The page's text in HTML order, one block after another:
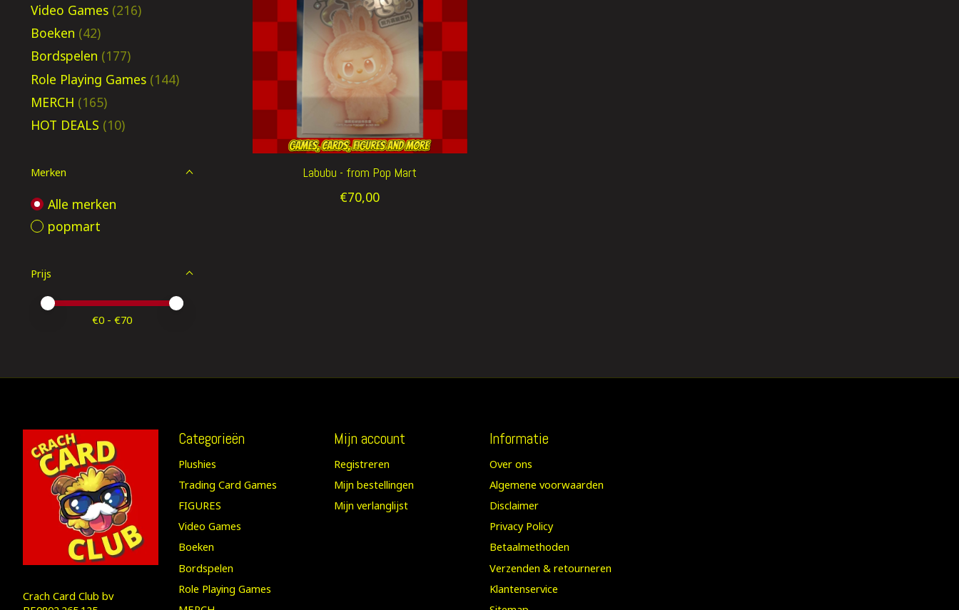
Video Games (216)
Boeken (42)
Bordspelen (177)
Role Playing Games (144)
MERCH (165)
HOT DEALS (10)
Merken
Alle merken
popmart
Prijs
Minimale prijswaarde
Price maximum value
€0 - €70
Labubu - from Pop Mart
€70,00
Crach Card Club bv
Categorieën
Plushies
Trading Card Games
FIGURES
Video Games
Boeken
Bordspelen
Role Playing Games
Mijn account
Registreren
Mijn bestellingen
Mijn verlanglijst
Informatie
Over ons
Algemene voorwaarden
Disclaimer
Privacy Policy
Betaalmethoden
Verzenden & retourneren
Klantenservice